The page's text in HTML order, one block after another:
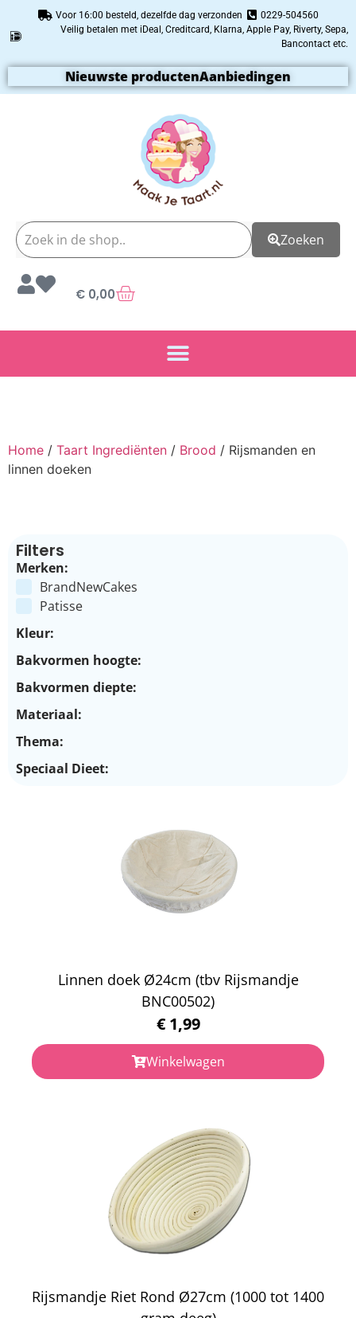
Voor 16:00 besteld, dezelfde dag verzonden
0229-504560
Veilig betalen met iDeal, Creditcard, Klarna, Apple Pay, Riverty, Sepa,
Bancontact etc.
Nieuwste productenAanbiedingen
Zoeken
€ 0,00
Home / Taart Ingrediënten / Brood / Rijsmanden en
linnen doeken
Filters
Merken:
BrandNewCakes
Patisse
Kleur:
Bakvormen hoogte:
Bakvormen diepte:
Materiaal:
Thema:
Speciaal Dieet:
Linnen doek Ø24cm (tbv Rijsmandje
BNC00502)
€1,99
Winkelwagen
Rijsmandje Riet Rond Ø27cm (1000 tot 1400